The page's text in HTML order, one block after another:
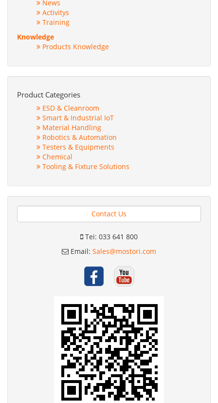
News
Activitys
Training
Knowledge
Products Knowledge
Product Categories
ESD & Cleanroom
Smart & Industrial IoT
Material Handling
Robotics & Automation
Testers & Equipments
Chemical
Tooling & Fixture Solutions
Contact Us
Tei: 033 641 800
Email: Sales@mostori.com